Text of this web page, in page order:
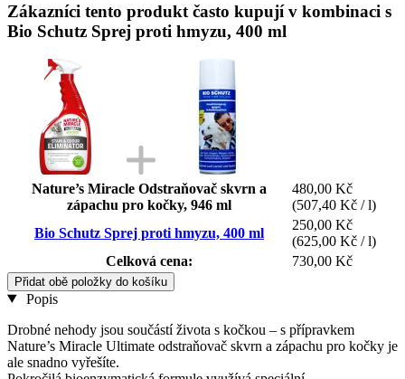
Zákazníci tento produkt často kupují v kombinaci s
Bio Schutz Sprej proti hmyzu, 400 ml
Nature’s Miracle Odstraňovač skvrn a
zápachu pro kočky, 946 ml
480,00 Kč
(507,40 Kč / l)
Bio Schutz Sprej proti hmyzu, 400 ml
250,00 Kč
(625,00 Kč / l)
Celková cena:
730,00 Kč
Přidat obě položky do košíku
Popis
Drobné nehody jsou součástí života s kočkou – s přípravkem
Nature’s Miracle Ultimate odstraňovač skvrn a zápachu pro kočky je
ale snadno vyřešíte.